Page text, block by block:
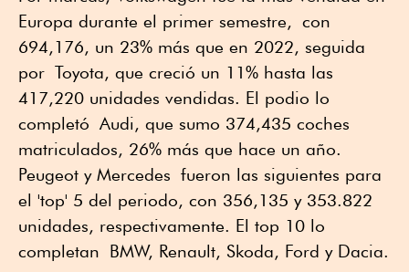
Europa durante el primer semestre, con
694,176, un 23% más que en 2022, seguida
por Toyota, que creció un 11% hasta las
417,220 unidades vendidas. El podio lo
completó Audi, que sumo 374,435 coches
matriculados, 26% más que hace un año.
Peugeot y Mercedes fueron las siguientes para
el 'top' 5 del periodo, con 356,135 y 353.822
unidades, respectivamente. El top 10 lo
completan BMW, Renault, Skoda, Ford y Dacia.